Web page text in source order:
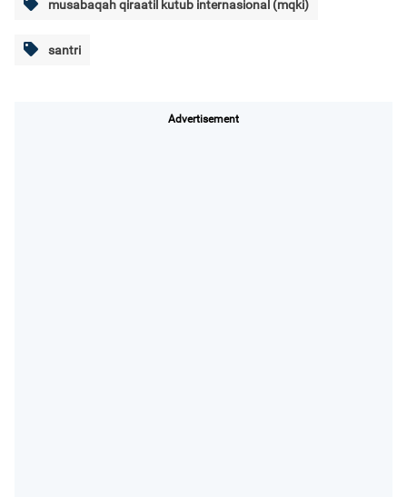
musabaqah qiraatil kutub internasional (mqki)
santri
Advertisement